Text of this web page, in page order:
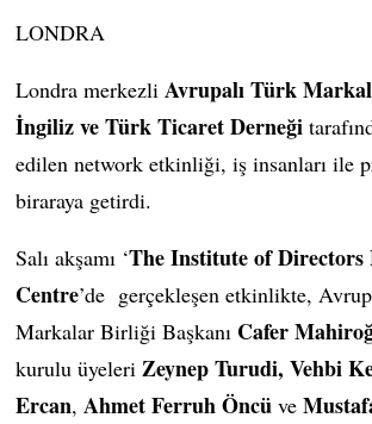
LONDRA
Londra merkezli Avrupalı Türk
İngiliz ve Türk Ticaret Derneği
edilen network etkinliği, iş insanları ile
biraraya getirdi.
Salı akşamı ‘The Institute of Directors
Centre’de gerçekleşen etkinlikte,
Markalar Birliği Başkanı Cafer
kurulu üyeleri Zeynep Turudi, Vehbi
Ercan, Ahmet Ferruh Öncü ve